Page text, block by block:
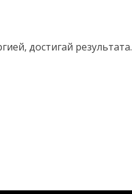
достигай результата.